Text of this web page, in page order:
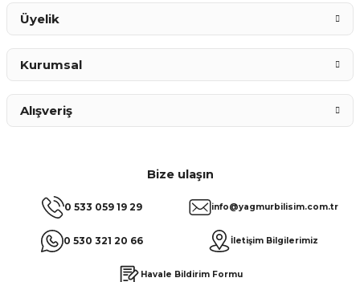
Bize ulaşın
0 533 059 19 29
0 530 321 20 66
info@yagmurbilisim.com.tr
İletişim Bilgilerimiz
Havale Bildirim Formu
Üyelik
Kurumsal
Alışveriş